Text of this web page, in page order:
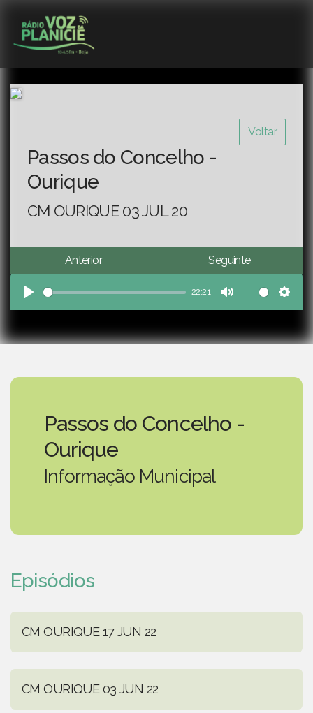
Voltar
Passos do Concelho -
Ourique
CM OURIQUE 03 JUL 20
Anterior Seguinte
Play
22:21
Mute
Passos do Concelho -
Ourique
Informação Municipal
Episódios
CM OURIQUE 17 JUN 22
CM OURIQUE 03 JUN 22